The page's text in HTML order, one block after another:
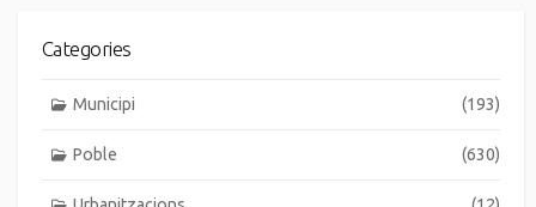
Categories
Municipi (193)
Poble (630)